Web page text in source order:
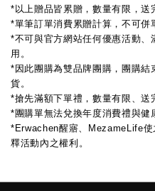
*以上贈品皆累贈，數量有限，送
*單筆訂單消費累贈計算，不可併
*不可與官方網站任何優惠活動、
用。
*因此團購為雙品牌團購，團購結
貨。
*搶先滿額下單禮，數量有限、送
*團購單無法兌換年度消費禮與健
*Erwachen醒寤、MezameLife
釋活動內之權利。